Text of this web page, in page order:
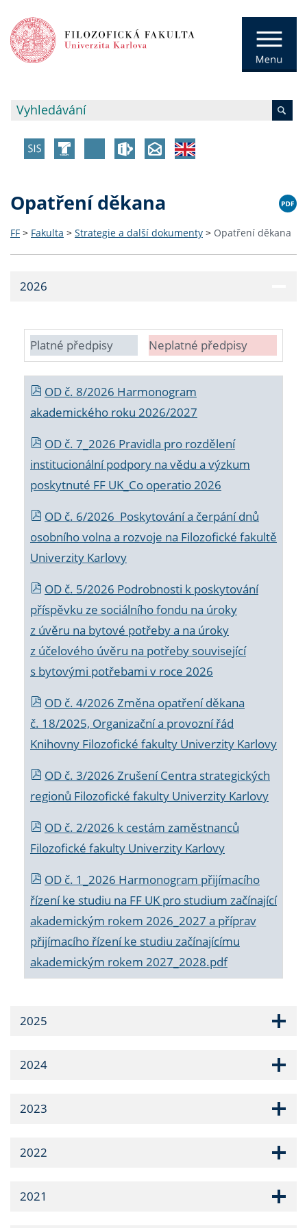
Opatření děkana
FF > Fakulta > Strategie a další dokumenty > Opatření děkana
2026
Platné předpisy Neplatné předpisy
OD č. 8/2026 Harmonogram
akademického roku 2026/2027
OD č. 7_2026 Pravidla pro rozdělení
institucionální podpory na vědu a výzkum
poskytnuté FF UK_Co operatio 2026
OD č. 6/2026 Poskytování a čerpání dnů
osobního volna a rozvoje na Filozofické fakultě
Univerzity Karlovy
OD č. 5/2026 Podrobnosti k poskytování
příspěvku ze sociálního fondu na úroky
z úvěru na bytové potřeby a na úroky
z účelového úvěru na potřeby související
s bytovými potřebami v roce 2026
OD č. 4/2026 Změna opatření děkana
č. 18/2025, Organizační a provozní řád
Knihovny Filozofické fakulty Univerzity Karlovy
OD č. 3/2026 Zrušení Centra strategických
regionů Filozofické fakulty Univerzity Karlovy
OD č. 2/2026 k cestám zaměstnanců
Filozofické fakulty Univerzity Karlovy
OD č. 1_2026 Harmonogram přijímacího
řízení ke studiu na FF UK pro studium začínající
akademickým rokem 2026_2027 a příprav
přijímacího řízení ke studiu začínajícímu
akademickým rokem 2027_2028.pdf
2025
2024
2023
2022
2021